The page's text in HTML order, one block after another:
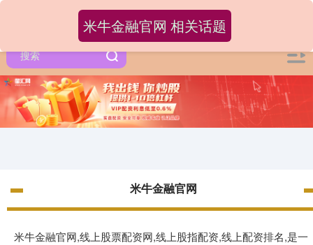
米牛金融官网
米牛金融官网,线上股票配资网,线上股指配资,线上配资排名,是一
米牛金融官网 相关话题